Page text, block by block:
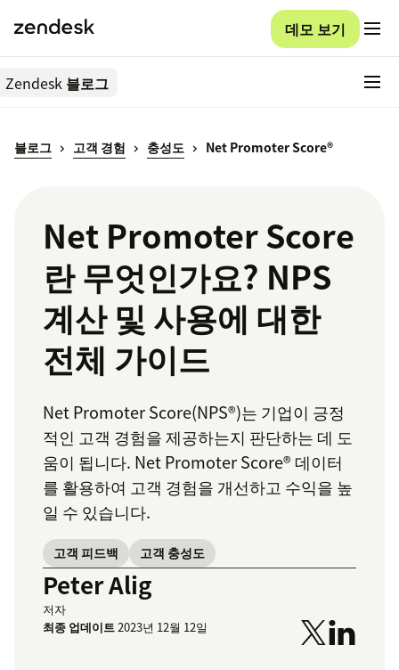
데모 보기
Zendesk 블로그
블로그 고객 경험 충성도 Net Promoter Score®
Net Promoter Score
란 무엇인가요? NPS
계산 및 사용에 대한
전체 가이드
Net Promoter Score(NPS®)는 기업이 긍정
적인 고객 경험을 제공하는지 판단하는 데 도
움이 됩니다. Net Promoter Score® 데이터
를 활용하여 고객 경험을 개선하고 수익을 높
일 수 있습니다.
고객 피드백 고객 충성도
Peter Alig
저자
최종 업데이트2023년 12월 12일